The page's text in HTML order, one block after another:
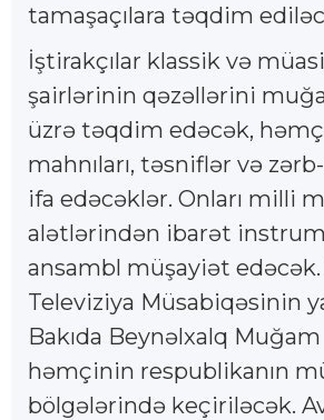
tamaşaçılara təqdim
İştirakçılar klassik və
şairlərinin qəzəllərini
üzrə təqdim edəcək,
mahnıları, təsniflər və
ifa edəcəklər. Onları milli
alətlərindən ibarət
ansambl müşayiət
Televiziya Müsabiqəsinin
Bakıda Beynəlxalq
həmçinin respublikanın
bölgələrində keçiriləcək.